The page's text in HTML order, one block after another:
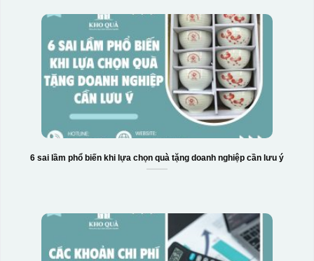
6 sai lầm phổ biến khi lựa chọn quà tặng doanh nghiệp cần lưu ý